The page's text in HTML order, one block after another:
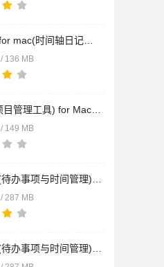
/ 136 MB
/ 149 MB
/ 287 MB